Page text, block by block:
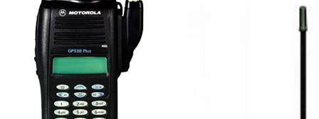
Register
Login
Shopping Cart(0)
Compare Now(0)
Your Recent History